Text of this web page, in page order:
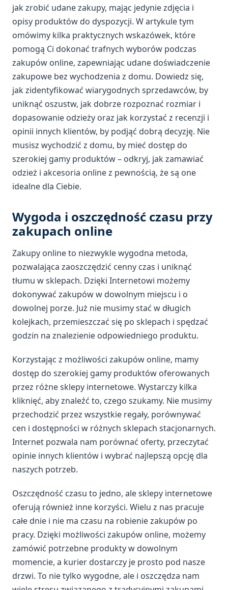
jak zrobić udane zakupy, mając jedynie zdjęcia i
opisy produktów do dyspozycji. W artykule tym
omówimy kilka praktycznych wskazówek, które
pomogą Ci dokonać trafnych wyborów podczas
zakupów online, zapewniając udane doświadczenie
zakupowe bez wychodzenia z domu. Dowiedz się,
jak zidentyfikować wiarygodnych sprzedawców, by
uniknąć oszustw, jak dobrze rozpoznać rozmiar i
dopasowanie odzieży oraz jak korzystać z recenzji i
opinii innych klientów, by podjąć dobrą decyzję. Nie
musisz wychodzić z domu, by mieć dostęp do
szerokiej gamy produktów – odkryj, jak zamawiać
odzież i akcesoria online z pewnością, że są one
idealne dla Ciebie.
Wygoda i oszczędność czasu przy
zakupach online
Zakupy online to niezwykle wygodna metoda,
pozwalająca zaoszczędzić cenny czas i uniknąć
tłumu w sklepach. Dzięki Internetowi możemy
dokonywać zakupów w dowolnym miejscu i o
dowolnej porze. Już nie musimy stać w długich
kolejkach, przemieszczać się po sklepach i spędzać
godzin na znalezienie odpowiedniego produktu.
Korzystając z możliwości zakupów online, mamy
dostęp do szerokiej gamy produktów oferowanych
przez różne sklepy internetowe. Wystarczy kilka
kliknięć, aby znaleźć to, czego szukamy. Nie musimy
przechodzić przez wszystkie regały, porównywać
cen i dostępności w różnych sklepach stacjonarnych.
Internet pozwala nam porównać oferty, przeczytać
opinie innych klientów i wybrać najlepszą opcję dla
naszych potrzeb.
Oszczędność czasu to jedno, ale sklepy internetowe
oferują również inne korzyści. Wielu z nas pracuje
całe dnie i nie ma czasu na robienie zakupów po
pracy. Dzięki możliwości zakupów online, możemy
zamówić potrzebne produkty w dowolnym
momencie, a kurier dostarczy je prosto pod nasze
drzwi. To nie tylko wygodne, ale i oszczędza nam